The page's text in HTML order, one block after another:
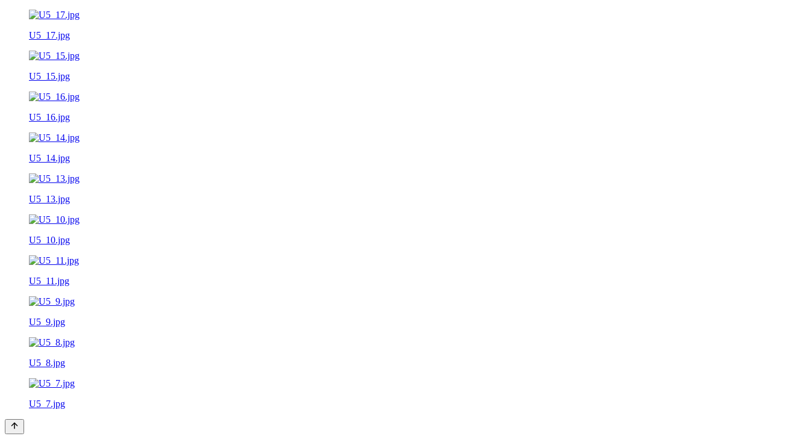
U5_17.jpg
U5_15.jpg
U5_16.jpg
U5_14.jpg
U5_13.jpg
U5_10.jpg
U5_11.jpg
U5_9.jpg
U5_8.jpg
U5_7.jpg